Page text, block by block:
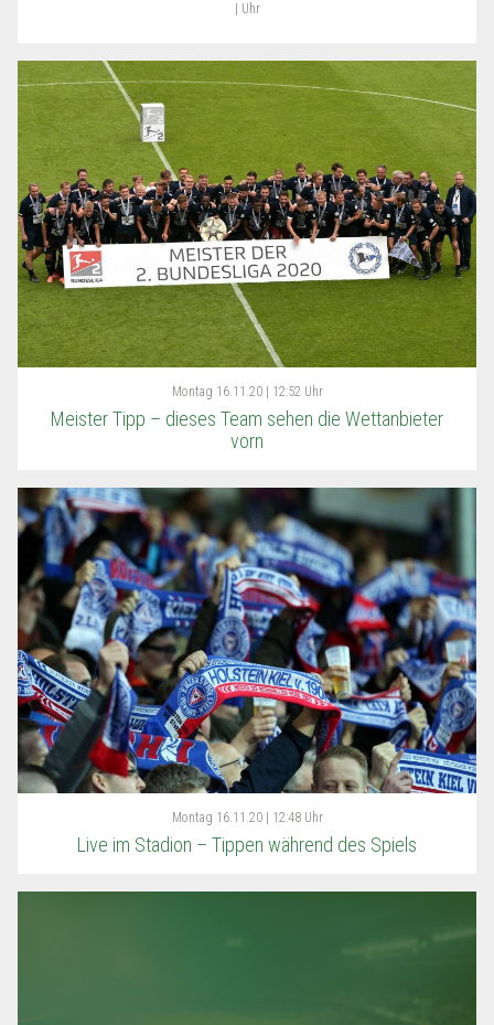
| Uhr
Montag 16.11.20 | 12:52 Uhr
Meister Tipp – dieses Team sehen die Wettanbieter
vorn
Montag 16.11.20 | 12:48 Uhr
Live im Stadion – Tippen während des Spiels